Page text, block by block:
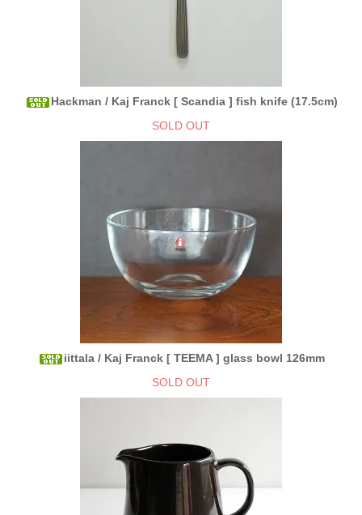
Hackman / Kaj Franck [ Scandia ] fish knife (17.5cm)
SOLD OUT
iittala / Kaj Franck [ TEEMA ] glass bowl 126mm
SOLD OUT